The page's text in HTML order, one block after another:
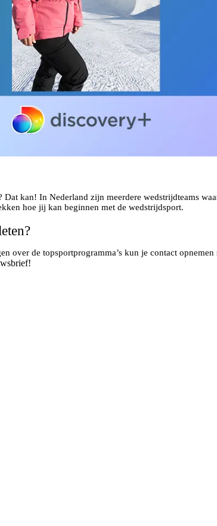
kan! In Nederland zijn meerdere wedstrijdteams
hoe jij kan beginnen met de wedstrijdsport.
over de topsportprogramma’s kun je contact